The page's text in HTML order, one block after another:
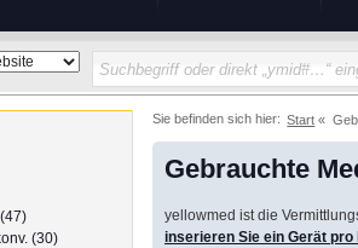
Sie befinden sich hier: Start
Gebrauchte
yellowmed ist die
inserieren Sie ein Gerät
(30)